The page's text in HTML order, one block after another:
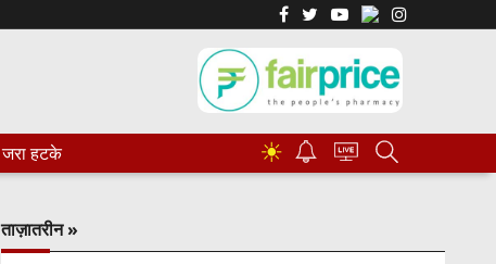
जरा हटके ☀
ताज़ातरीन »